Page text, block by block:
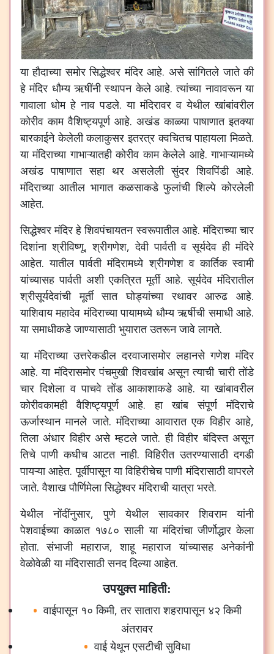
या हौदाच्या समोर सिद्धेश्वर मंदिर आहे. असे सांगितले जाते की
हे मंदिर धौम्य ऋषींनी स्थापन केले आहे.त्यांच्या नावावरून या
गावाला धोम हे नाव पडले.या मंदिरावर व येथील खांबांवरील
कोरीव काम वैशिष्ट्यपूर्ण आहे. अखंड काळ्या पाषाणात इतक्या
बारकाईने केलेली कलाकुसर इतरत्र क्वचितच पाहायला मिळते.
या मंदिराच्या गाभाऱ्यातही कोरीव काम केलेले आहे.गाभाऱ्यामध्ये
अखंड पाषाणात सहा थर असलेली सुंदर शिवपिंडी आहे.
मंदिराच्या आतील भागात कळसाकडे फुलांची शिल्पे कोरलेली
आहेत.
सिद्धेश्वर मंदिर हे शिवपंचायतन स्वरूपातील आहे.मंदिराच्या चार
दिशांना श्रीविष्णू,श्रीगणेश,देवी पार्वती व सूर्यदेव ही मंदिरे
आहेत.यातील पार्वती मंदिरामध्ये श्रीगणेश व कार्तिक स्वामी
यांच्यासह पार्वती अशी एकत्रित मूर्ती आहे.सूर्यदेव मंदिरातील
श्रीसूर्यदेवांची मूर्ती सात घोड्यांच्या रथावर आरुढ आहे.
याशिवाय महादेव मंदिराच्या पायामध्ये धौम्य ऋर्षीची समाधी आहे.
या समाधीकडे जाण्यासाठी भुयारात उतरून जावे लागते.
या मंदिराच्या उत्तरेकडील दरवाजासमोर लहानसे गणेश मंदिर
आहे.या मंदिरासमोर पंचमुखी शिवखांब असून त्याची चारी तोंडे
चार दिशेला व पाचवे तोंड आकाशाकडे आहे.या खांबावरील
कोरीवकामही
वैशिष्ट्यपूर्ण आहे.हा खांब संपूर्ण
मंदिराचे
ऊर्जास्थान मानले जाते.मंदिराच्या आवारात एक विहीर आहे,
तिला अंधार विहीर असे म्हटले जाते.ही विहीर बंदिस्त असून
तिचे पाणी कधीच आटत नाही.विहिरीत उतरण्यासाठी दगडी
पायऱ्या आहेत.पूर्वीपासून या विहिरीचेच पाणी मंदिरासाठी वापरले
जाते.वैशाख पौर्णिमेला सिद्धेश्वर मंदिराची यात्रा भरते.
येथील
नोंदींनुसार,पुणे येथील सावकार शिवराम
यांनी
पेशवाईच्या काळात १७८० साली या मंदिरांचा जीर्णोद्धार केला
होता.संभाजी महाराज,शाहू महाराज यांच्यासह अनेकांनी
वेळोवेळी या मंदिरासाठी सनद दिल्या आहेत.
उपयुक्त माहिती:
वाईपासून १० किमी,तर सातारा शहरापासून ४२ किमी
अंतरावर
वाई येथून एसटीची सुविधा